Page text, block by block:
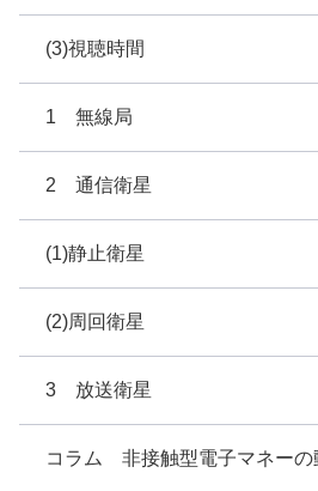
(3)視聴時間
1 無線局
2 通信衛星
(1)静止衛星
(2)周回衛星
3 放送衛星
コラム 非接触型電子マネーの